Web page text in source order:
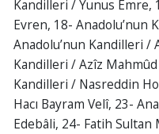
Kandilleri / Yunus Emre,
Evren, 18- Anadolu’nun
Anadolu’nun Kandilleri /
Kandilleri / Azîz
Kandilleri / Nasreddin
Hacı Bayram Velî, 23-
Edebâli, 24- Fatih